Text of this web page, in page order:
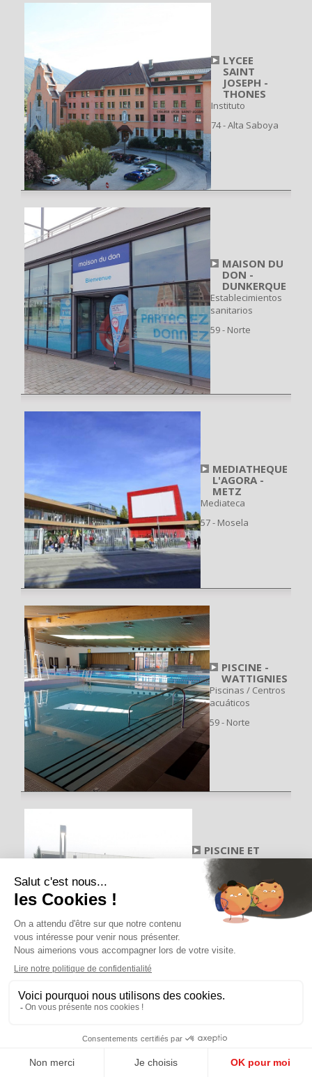
LYCEE
SAINT
JOSEPH -
THONES
Instituto
74 - Alta Saboya
MAISON DU
DON -
DUNKERQUE
Establecimientos
sanitarios
59 - Norte
MEDIATHEQUE
L'AGORA -
METZ
Mediateca
57 - Mosela
PISCINE -
WATTIGNIES
Piscinas / Centros
acuáticos
59 - Norte
PISCINE ET
PATINOIRE
MUNICIPALE DE
ROYE
Piscinas / Centros
acuáticos
80 - Suma
FRENOY LE
GRAND